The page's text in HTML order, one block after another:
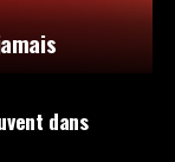
dans